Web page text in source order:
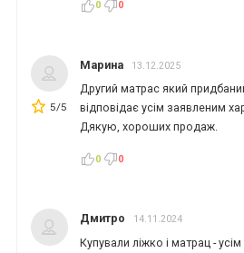
0 0
5/5
Марина 13.12.2025
Другий матрас який
відповідає усім заявленим
Дякую, хороших продаж.
0 0
Дмитро 14.11.2024
Купували ліжко і матрац - усім
*